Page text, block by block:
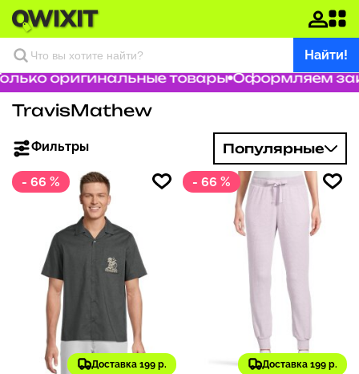
Найти!
оригинальные товары Оформляем
TravisMathew
Фильтры Популярные
- 66 %
Доставка 199 р.
- 66 %
Доставка 199 р.